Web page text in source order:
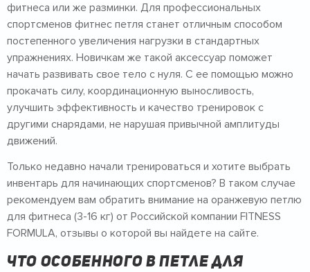
фитнеса или же разминки. Для профессиональных
спортсменов фитнес петля станет отличным способом
постепенного увеличения нагрузки в стандартных
упражнениях. Новичкам же такой аксессуар поможет
начать развивать свое тело с нуля. С ее помощью можно
прокачать силу, координационную выносливость,
улучшить эффективность и качество тренировок с
другими снарядами, не нарушая привычной амплитуды
движений.
Только недавно начали тренироваться и хотите выбрать
инвентарь для начинающих спортсменов? В таком случае
рекомендуем вам обратить внимание на оранжевую петлю
для фитнеса (3-16 кг) от Российской компании FITNESS
FORMULA, отзывы о которой вы найдете на сайте.
Что особенного в петле для